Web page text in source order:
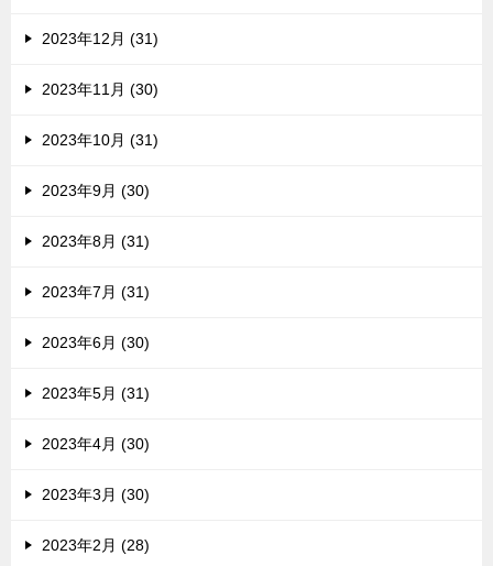
2023年12月 (31)
2023年11月 (30)
2023年10月 (31)
2023年9月 (30)
2023年8月 (31)
2023年7月 (31)
2023年6月 (30)
2023年5月 (31)
2023年4月 (30)
2023年3月 (30)
2023年2月 (28)